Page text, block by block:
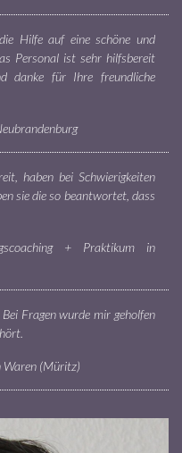
Hilfe auf eine schöne und
Personal ist sehr hilfsbereit
danke für Ihre freundliche
haben bei Schwierigkeiten
sie die so beantwortet, dass
+ Praktikum in
Fragen wurde mir geholfen
Waren (Müritz)